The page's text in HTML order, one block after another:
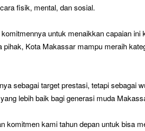
fisik, mental, dan sosial.
untuk menaikkan capaian ini
Kota Makassar mampu meraih
sebagai target prestasi, tetapi sebagai
lebih baik bagi generasi muda
komitmen kami tahun depan untuk bisa